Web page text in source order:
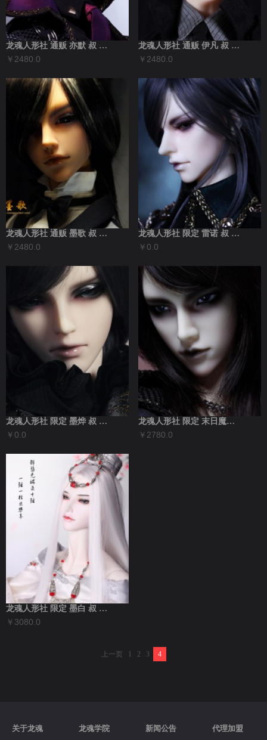
龙魂人形社 通贩 亦默 叔 现代BJD娃...
￥2480.0
龙魂人形社 通贩 伊凡 叔 现代BJD娃...
￥2480.0
龙魂人形社 通贩 墨歌 叔 现代BJD...
￥2480.0
龙魂人形社 限定 雷诺 叔 现代BJD娃...
￥0.0
龙魂人形社 限定 墨烨 叔 现代BJD娃...
￥0.0
龙魂人形社 限定 末日魔王·昊天 叔古风...
￥2780.0
龙魂人形社 限定 墨白 叔 古风BJD娃...
￥3080.0
上一页 1 2 3 4
关于龙魂 龙魂学院 新闻公告 代理加盟